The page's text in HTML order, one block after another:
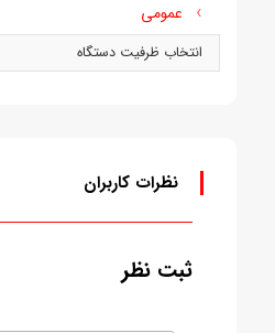
عمومی
انتخاب ظرفیت دستگاه
نظرات کاربران
ثبت نظر